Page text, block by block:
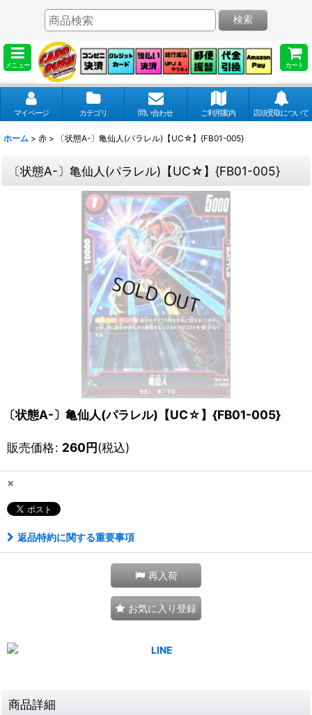
メニュー カート
検索
マイページ カテゴリ 問い合わせ ご利用案内 店頭受取について
ホーム > 赤 > 〔状態A-〕亀仙人(パラレル)【UC☆】{FB01-005}
〔状態A-〕亀仙人(パラレル)【UC☆】{FB01-005}
〔状態A-〕亀仙人(パラレル)【UC☆】{FB01-005}
販売価格: 260円(税込)
×
返品特約に関する重要事項
再入荷
お気に入り登録
商品詳細